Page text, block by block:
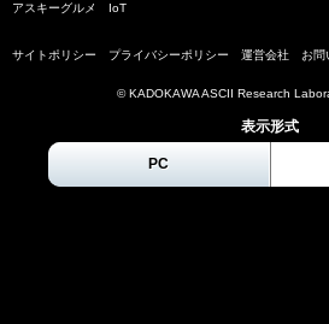
アスキーグルメ IoT
サイトポリシー プライバシーポリシー 運営会社 お問
© KADOKAWA ASCII Research
表示形式
PC